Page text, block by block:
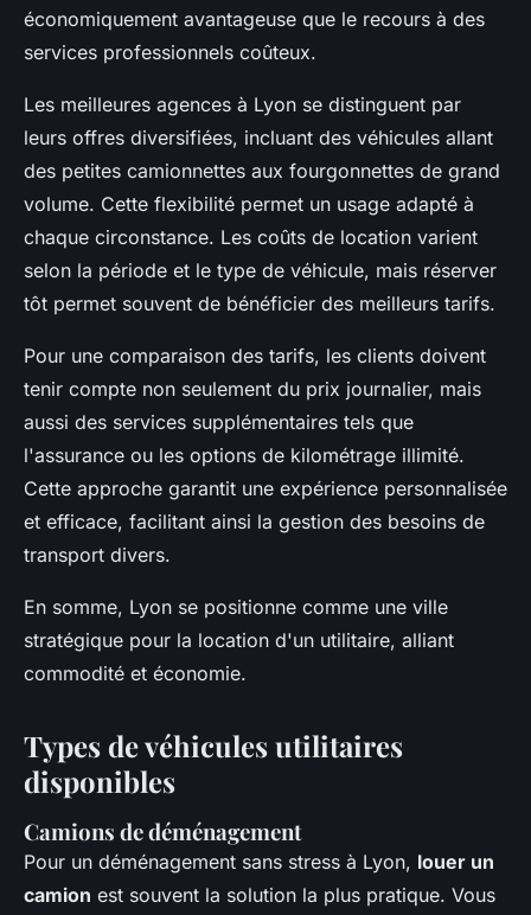
économiquement avantageuse que le recours à des
services professionnels coûteux.
Les meilleures agences à Lyon se distinguent par
leurs offres diversifiées, incluant des véhicules allant
des petites camionnettes aux fourgonnettes de grand
volume. Cette flexibilité permet un usage adapté à
chaque circonstance. Les coûts de location varient
selon la période et le type de véhicule, mais réserver
tôt permet souvent de bénéficier des meilleurs tarifs.
Pour une comparaison des tarifs, les clients doivent
tenir compte non seulement du prix journalier, mais
aussi des services supplémentaires tels que
l'assurance ou les options de kilométrage illimité.
Cette approche garantit une expérience personnalisée
et efficace, facilitant ainsi la gestion des besoins de
transport divers.
En somme, Lyon se positionne comme une ville
stratégique pour la location d'un utilitaire, alliant
commodité et économie.
Types de véhicules utilitaires
disponibles
Camions de déménagement
Pour un déménagement sans stress à Lyon, louer un
camion est souvent la solution la plus pratique. Vous